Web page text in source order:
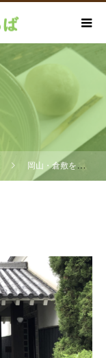
岡山・倉敷をめぐる旅